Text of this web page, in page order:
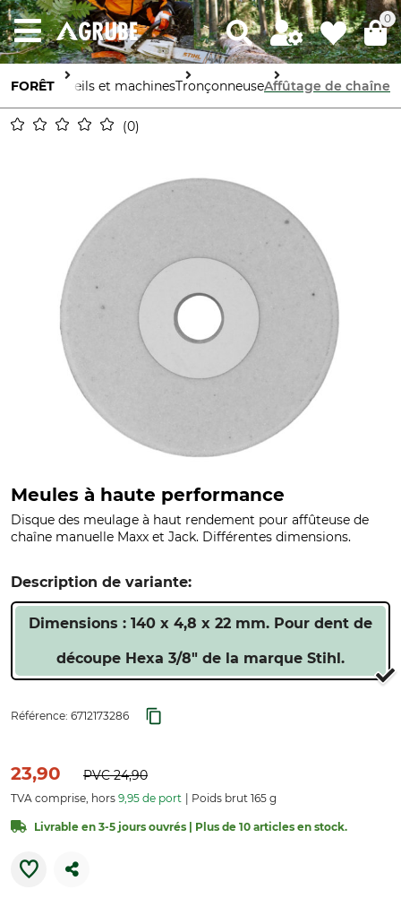
0
FORÊTAppareils et machinesTronçonneuseAffûtage de chaîne
0
Meules à haute performance
Disque des meulage à haut rendement pour affûteuse de
chaîne manuelle Maxx et Jack. Différentes dimensions.
Description de variante:
Dimensions : 140 x 4,8 x 22 mm. Pour dent de
découpe Hexa 3/8" de la marque Stihl.
Référence: 6712173286
23,90 PVC24,90
TVA comprise, hors 9,95 de port Poids brut 165 g
Livrable en 3-5 jours ouvrés | Plus de 10 articles en stock.